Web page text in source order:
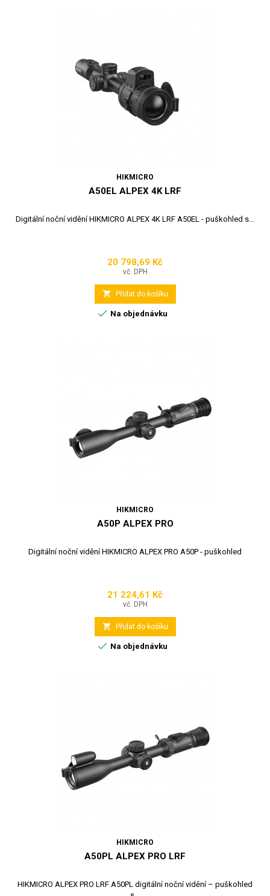
HIKMICRO
A50EL ALPEX 4K LRF
Digitální noční vidění HIKMICRO ALPEX 4K LRF A50EL - puškohled s...
Cena
20 798,69 Kč
vč. DPH
 Přidat do košíku
 Na objednávku
HIKMICRO
A50P ALPEX PRO
Digitální noční vidění HIKMICRO ALPEX PRO A50P - puškohled
Cena
21 224,61 Kč
vč. DPH
 Přidat do košíku
 Na objednávku
HIKMICRO
A50PL ALPEX PRO LRF
HIKMICRO ALPEX PRO LRF A50PL digitální noční vidění – puškohled